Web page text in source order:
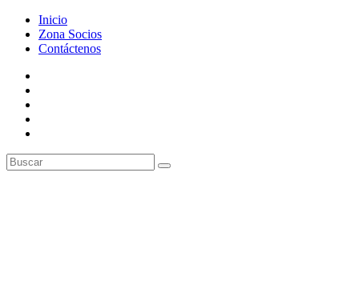
Inicio
Zona Socios
Contáctenos